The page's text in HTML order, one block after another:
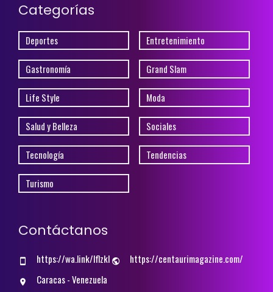
Categorías
Deportes Entretenimiento
Gastronomía Grand Slam
Life Style Moda
Salud y Belleza Sociales
Tecnología Tendencias
Turismo
Contáctanos
https://wa.link/lflzkl
https://centaurimagazine.com/
Caracas - Venezuela